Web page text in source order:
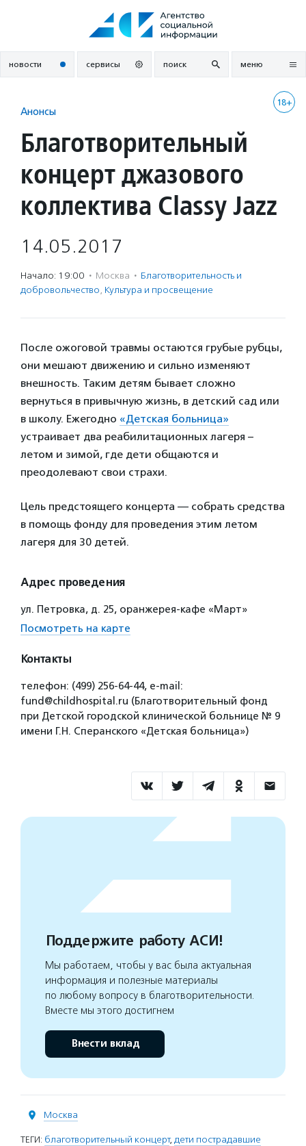
новости сервисы поиск меню
18+
Анонсы
Благотворительный
концерт джазового
коллектива Classy Jazz
14.05.2017
Начало: 19:00 · Москва · Благотвори­тель­ность и
доброволь­чест­во, Культура и просвещение
После ожоговой травмы остаются грубые рубцы,
они мешают движению и сильно изменяют
внешность. Таким детям бывает сложно
вернуться в привычную жизнь, в детский сад или
в школу. Ежегодно «Детская больница»
устраивает два реабилитационных лагеря –
летом и зимой, где дети общаются и
преодолевают свои страхи.
Цель предстоящего концерта — собрать средства
в помощь фонду для проведения этим летом
лагеря для 30 детей.
Адрес проведения
ул. Петровка, д. 25, оранжерея-кафе «Март»
Посмотреть на карте
Контакты
телефон: (499) 256-64-44, е-mail:
fund@childhospital.ru (Благотворительный фонд
при Детской городской клинической больнице № 9
имени Г.Н. Сперанского «Детская больница»)
Поддержите работу АСИ!
Мы работаем, чтобы у вас была актуальная
информация и полезные материалы
по любому вопросу в благотворительности.
Вместе мы этого достигнем
Внести вклад
Москва
ТЕГИ: благотворительный концерт, дети пострадавшие